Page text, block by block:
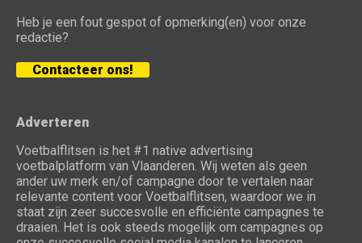
Heb je een fout gespot of opmerking(en) voor onze
redactie?
Contacteer ons!
Adverteren
Voetbalflitsen is het #1 native advertising
voetbalplatform van Vlaanderen. Wij weten als geen
ander uw merk en/of campagne door te vertalen naar
relevante content voor Voetbalflitsen, waardoor we in
staat zijn zeer succesvolle en efficiënte campagnes te
draaien. Het is ook steeds mogelijk om campagnes op